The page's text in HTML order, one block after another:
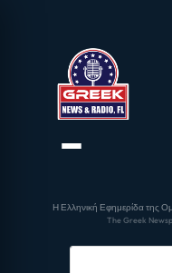
Η Ελληνική Εφημερίδα της
The Greek